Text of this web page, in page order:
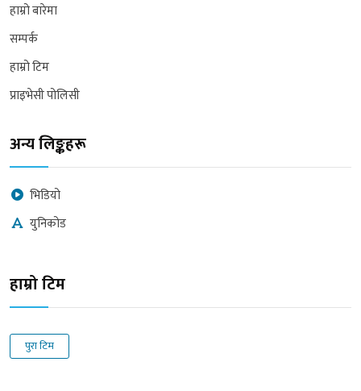
हाम्रो बारेमा
सम्पर्क
हाम्रो टिम
प्राइभेसी पोलिसी
अन्य लिङ्कहरू
भिडियो
युनिकोड
हाम्रो टिम
पुरा टिम